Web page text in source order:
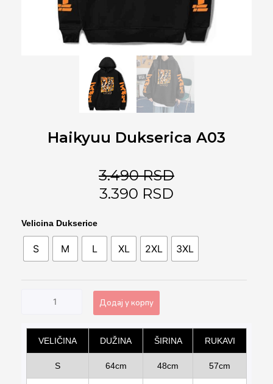
Haikyuu Dukserica A03
3.490RSD
3.390 RSD
Velicina Dukserice
S M L XL 2XL 3XL
Haikyuu
Dukserica
A03
количина
Додај у корпу
Alternative:
VELIČINA
DUŽINA ŠIRINA RUKAVI
S 64cm 48cm 57cm